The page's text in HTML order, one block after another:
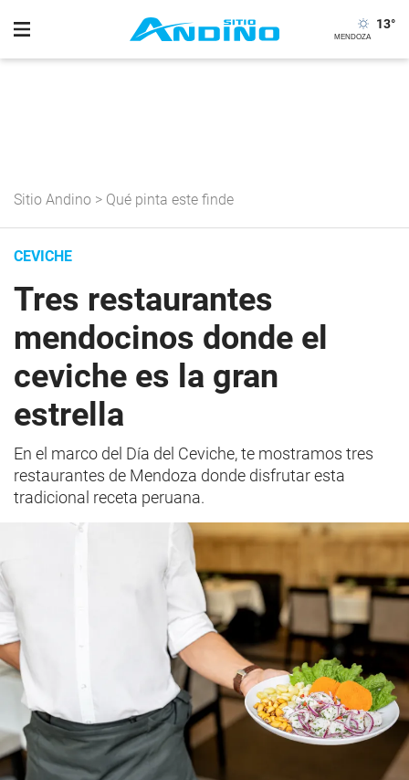
13°
Sitio Andino > Qué pinta este finde
CEVICHE
Tres restaurantes
mendocinos donde el
ceviche es la gran
estrella
En el marco del Día del Ceviche, te mostramos tres
restaurantes de Mendoza donde disfrutar esta
tradicional receta peruana.